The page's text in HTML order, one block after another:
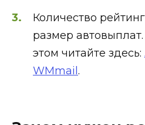
Количество
размер
этом читайте здесь:
WMmail .